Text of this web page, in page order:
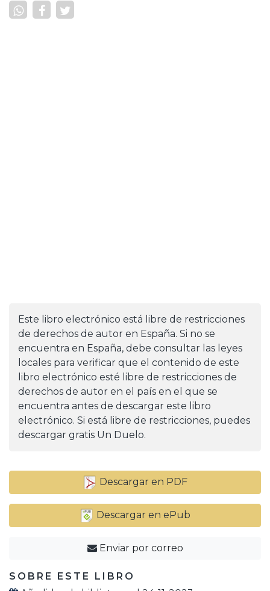
Este libro electrónico está libre de restricciones
de derechos de autor en España. Si no se
encuentra en España, debe consultar las leyes
locales para verificar que el contenido de este
libro electrónico esté libre de restricciones de
derechos de autor en el país en el que se
encuentra antes de descargar este libro
electrónico. Si está libre de restricciones, puedes
descargar gratis Un Duelo.
Descargar en PDF
Descargar en ePub
Enviar por correo
SOBRE ESTE LIBRO